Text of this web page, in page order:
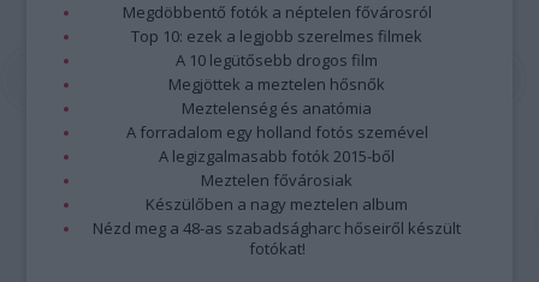
Megdöbbentő fotók a néptelen fővárosról
Top 10: ezek a legjobb szerelmes filmek
A 10 legütősebb drogos film
Megjöttek a meztelen hősnők
Meztelenség és anatómia
A forradalom egy holland fotós szemével
A legizgalmasabb fotók 2015-ből
Meztelen fővárosiak
Készülőben a nagy meztelen album
Nézd meg a 48-as szabadságharc hőseiről készült
fotókat!